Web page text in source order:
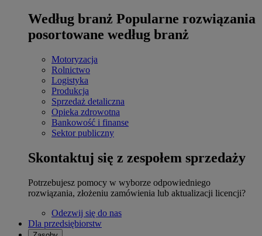
Według branż Popularne rozwiązania
posortowane według branż
Motoryzacja
Rolnictwo
Logistyka
Produkcja
Sprzedaż detaliczna
Opieka zdrowotna
Bankowość i finanse
Sektor publiczny
Skontaktuj się z zespołem sprzedaży
Potrzebujesz pomocy w wyborze odpowiedniego
rozwiązania, złożeniu zamówienia lub aktualizacji licencji?
Odezwij się do nas
Dla przedsiębiorstw